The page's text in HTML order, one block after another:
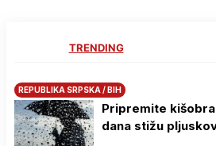
TRENDING
REPUBLIKA SRPSKA / BIH
Pripremite
dana stižu